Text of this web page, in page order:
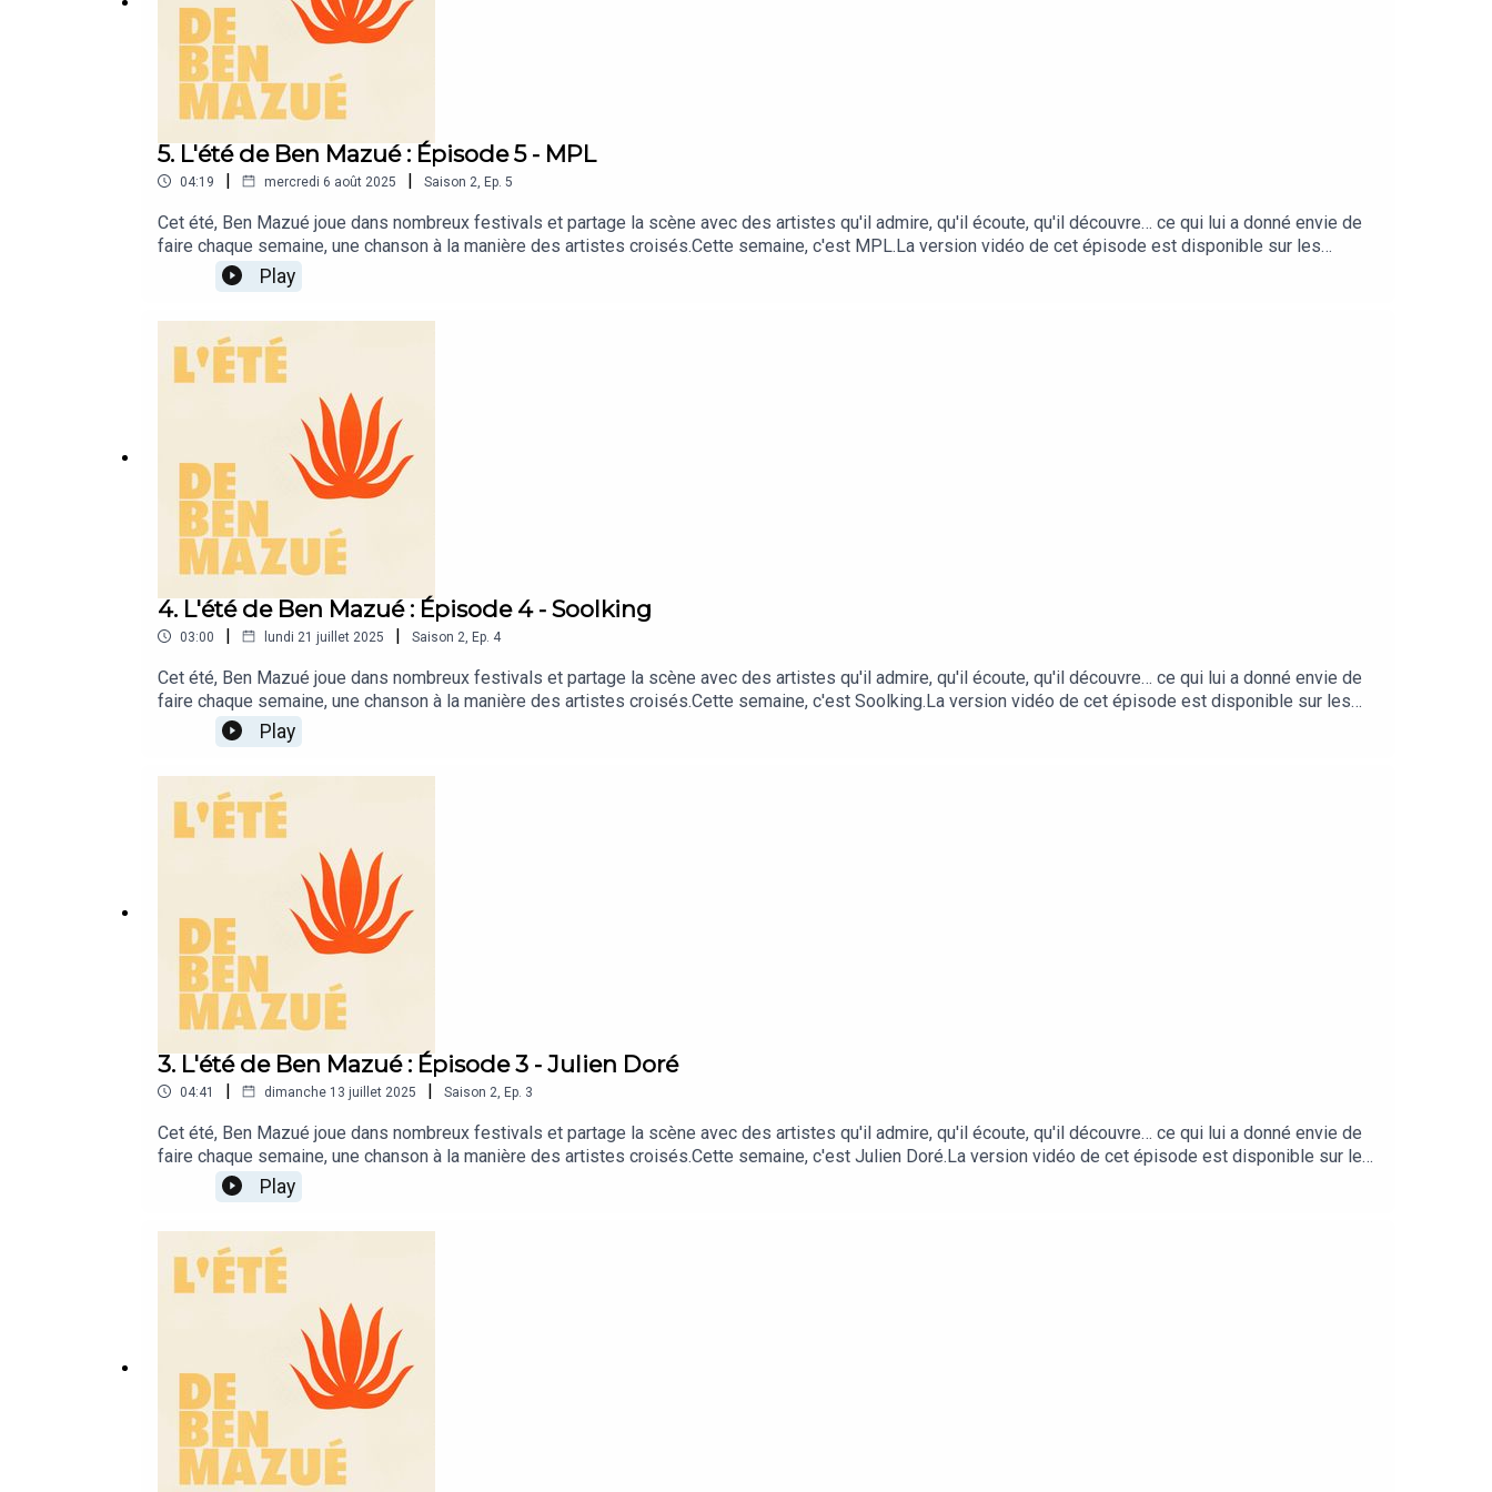
5. L'été de Ben Mazué : Épisode 5 - MPL
04:19 | mercredi 6 août 2025 | Saison 2 Ep. 5
Cet été, Ben Mazué joue dans nombreux festivals et partage la scène avec des artistes qu'il admire, qu'il écoute, qu'il découvre… ce qui lui a donné envie de
faire chaque semaine, une chanson à la manière des artistes croisés.Cette semaine, c'est MPL.La version vidéo de cet épisode est disponible sur les
réseaux sociaux de Ben Mazué.☀️ Instagram | Facebook | TikTok
Play
4. L'été de Ben Mazué : Épisode 4 - Soolking
03:00 | lundi 21 juillet 2025 | Saison 2 Ep. 4
Cet été, Ben Mazué joue dans nombreux festivals et partage la scène avec des artistes qu'il admire, qu'il écoute, qu'il découvre… ce qui lui a donné envie de
faire chaque semaine, une chanson à la manière des artistes croisés.Cette semaine, c'est Soolking.La version vidéo de cet épisode est disponible sur les
réseaux sociaux de Ben Mazué.☀️ Instagram | Facebook | TikTok
Play
3. L'été de Ben Mazué : Épisode 3 - Julien Doré
04:41 | dimanche 13 juillet 2025 | Saison 2 Ep. 3
Cet été, Ben Mazué joue dans nombreux festivals et partage la scène avec des artistes qu'il admire, qu'il écoute, qu'il découvre… ce qui lui a donné envie de
faire chaque semaine, une chanson à la manière des artistes croisés.Cette semaine, c'est Julien Doré.La version vidéo de cet épisode est disponible sur les
réseaux sociaux de Ben Mazué.☀️ Instagram | Facebook | TikTok
Play